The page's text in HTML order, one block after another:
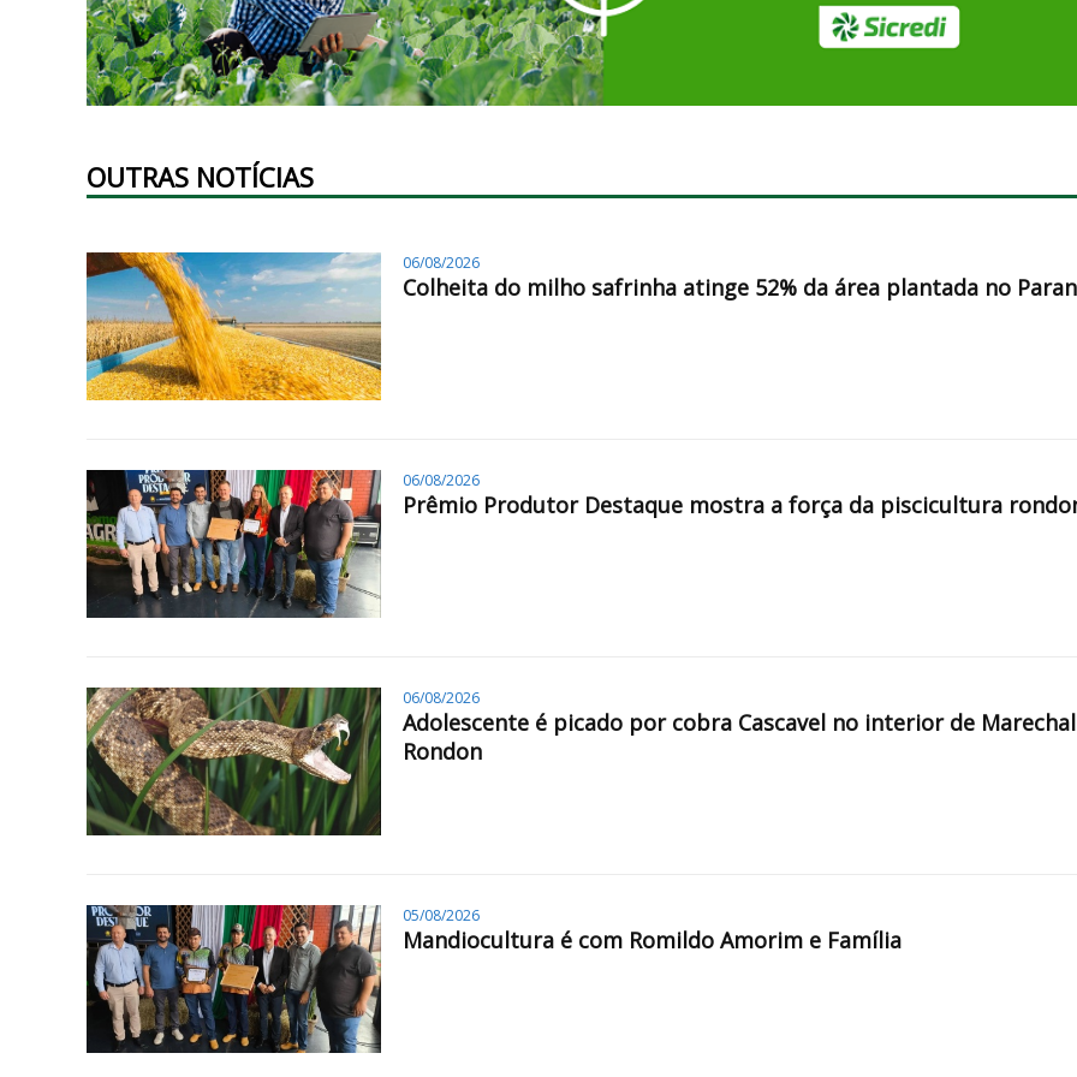
OUTRAS NOTÍCIAS
06/08/2026
Colheita do milho safrinha atinge 52% da área plantada no
06/08/2026
Prêmio Produtor Destaque mostra a força da piscicultura
06/08/2026
Adolescente é picado por cobra Cascavel no interior de Marechal
Rondon
05/08/2026
Mandiocultura é com Romildo Amorim e Família